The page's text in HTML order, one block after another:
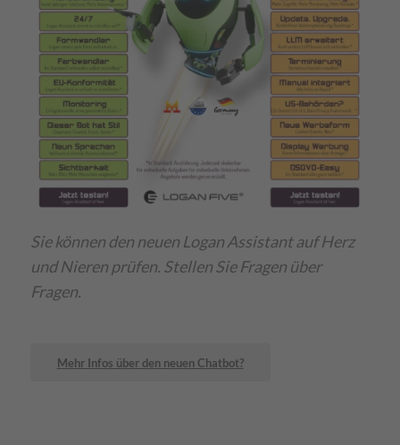
Sie können den neuen Logan Assistant auf Herz
und Nieren prüfen. Stellen Sie Fragen über
Fragen.
Mehr Infos über den neuen Chatbot?